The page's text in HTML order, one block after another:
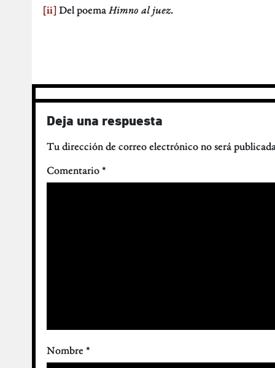
[ii]Del poemaHimno al juez.
Deja una respuesta
Tu dirección de correo electrónico no será
Comentario*
Nombre *